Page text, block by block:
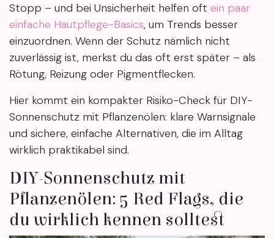
Stopp – und bei Unsicherheit helfen oft ein paar
einfache Hautpflege-Basics, um Trends besser
einzuordnen. Wenn der Schutz nämlich nicht
zuverlässig ist, merkst du das oft erst später – als
Rötung, Reizung oder Pigmentflecken.
Hier kommt ein kompakter Risiko-Check für DIY-
Sonnenschutz mit Pflanzenölen: klare Warnsignale
und sichere, einfache Alternativen, die im Alltag
wirklich praktikabel sind.
DIY-Sonnenschutz mit
Pflanzenölen: 5 Red Flags, die
du wirklich kennen solltest